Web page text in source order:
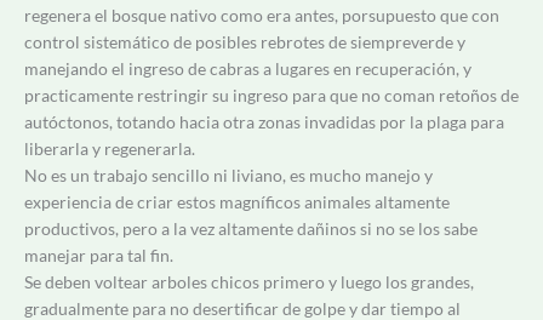
regenera el bosque nativo como era antes, porsupuesto que con
control sistemático de posibles rebrotes de siempreverde y
manejando el ingreso de cabras a lugares en recuperación, y
practicamente restringir su ingreso para que no coman retoños de
autóctonos, totando hacia otra zonas invadidas por la plaga para
liberarla y regenerarla.
No es un trabajo sencillo ni liviano, es mucho manejo y
experiencia de criar estos magníficos animales altamente
productivos, pero a la vez altamente dañinos si no se los sabe
manejar para tal fin.
Se deben voltear arboles chicos primero y luego los grandes,
gradualmente para no desertificar de golpe y dar tiempo al